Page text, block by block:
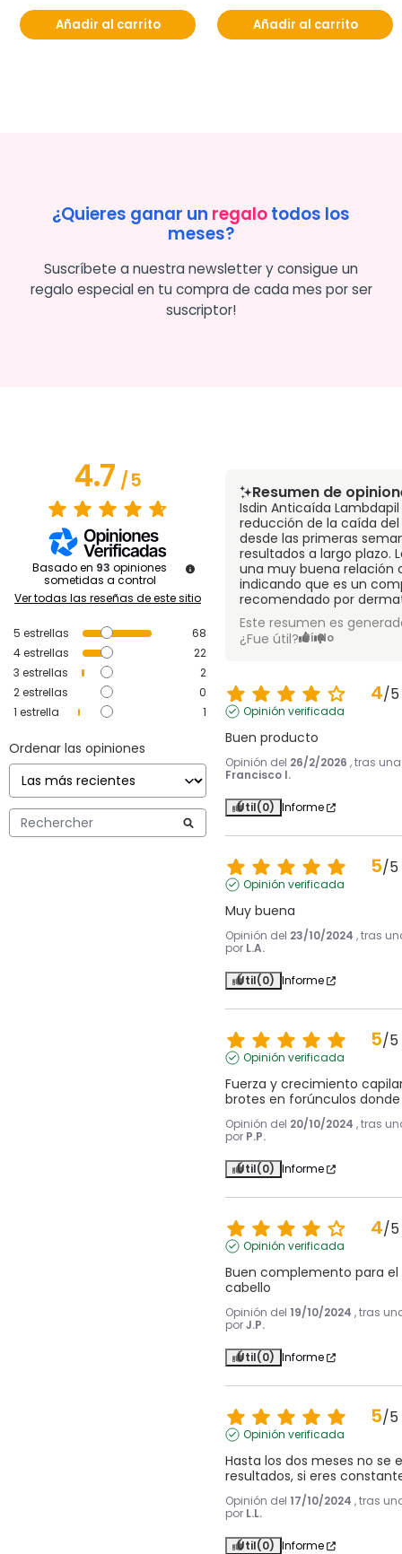
Añadir al carrito Añadir al carrito
¿Quieres ganar un regalotodos los
meses?
Suscríbete a nuestra newsletter y consigue un
regalo especial en tu compra de cada mes por ser
suscriptor!
4.7/5
Basado en 93 opiniones
sometidas a control
Ver todas las reseñas de este sitio
5 estrellas
68
4estrellas
22
3 estrellas
2
2estrellas
0
1 estrella 1
Ordenar las opiniones
Resumen de
Isdin Anticaída
reducción de la caída
desde las primeras
resultados a largo plazo.
una muy buena relación
indicando que es un
recomendado por
Este resumen es
¿Fue útil? Sí No
4/5
Opinión verificada
Buen producto
Opinión del 26/2/2026 , tras
Francisco I.
Útil(0) Informe
5/5
Opinión verificada
Muy buena
Opinión del 23/10/2024 , tras
por L.A.
Útil(0) Informe
5/5
Opinión verificada
Fuerza y crecimiento
brotes en forúnculos
Opinión del 20/10/2024 , tras
por P.P.
Útil(0) Informe
4/5
Opinión verificada
Buen complemento para
cabello
Opinión del 19/10/2024 , tras
porJ.P.
Útil(0) Informe
5/5
Opinión verificada
Hasta los dos meses no se
resultados, si eres
Opinión del 17/10/2024 , tras
por L.L.
Útil(0) Informe